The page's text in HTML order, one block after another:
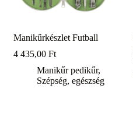
Manikűrkészlet Futball
4 435,00Ft
Manikűr pedikűr,
Szépség, egészség